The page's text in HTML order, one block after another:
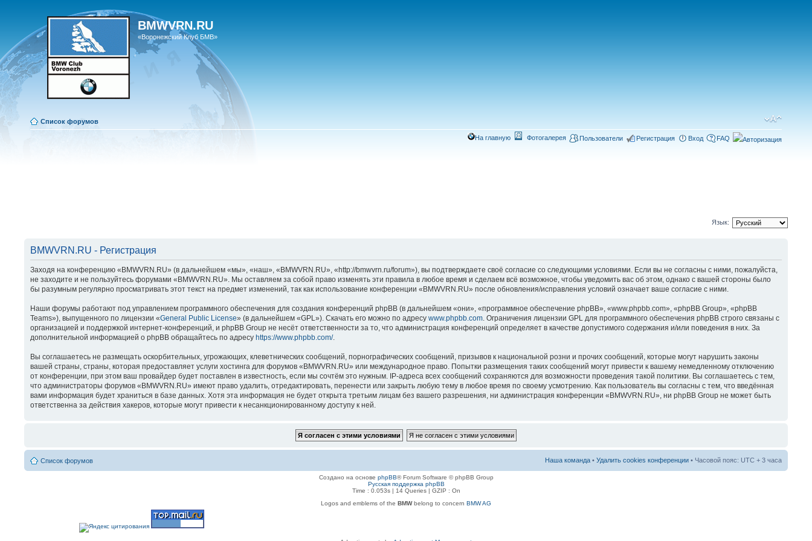
BMWVRN.RU
«Воронежский Клуб БМВ»
Список форумов
На главную Фотогалерея Пользователи Регистрация Вход FAQ
Язык:
BMWVRN.RU - Регистрация
Заходя на конференцию «BMWVRN.RU» (в дальнейшем «мы», «наш», «BMWVRN.RU», «http://bmwvrn.ru/forum»), вы подтверждаете своё согласие со следующими условиями. Если вы не согласны с ними, пожалуйста,
не заходите и не пользуйтесь форумами «BMWVRN.RU». Мы оставляем за собой право изменять эти правила в любое время и сделаем всё возможное, чтобы уведомить вас об этом, однако с вашей стороны было
бы разумным регулярно просматривать этот текст на предмет изменений, так как использование конференции «BMWVRN.RU» после обновления/исправления условий означает ваше согласие с ними.
Наши форумы работают под управлением программного обеспечения для создания конференций phpBB (в дальнейшем «они», «программное обеспечение phpBB», «www.phpbb.com», «phpBB Group», «phpBB
Teams»), выпущенного по лицензии «General Public License» (в дальнейшем «GPL»). Скачать его можно по адресу www.phpbb.com . Ограничения лицензии GPL для программного обеспечения phpBB строго связаны с
организацией и поддержкой интернет-конференций, и phpBB Group не несёт ответственности за то, что администрация конференций определяет в качестве допустимого содержания и/или поведения в них. За
дополнительной информацией о phpBB обращайтесь по адресу https://www.phpbb.com/.
Вы соглашаетесь не размещать оскорбительных, угрожающих, клеветнических сообщений, порнографических сообщений, призывов к национальной розни и прочих сообщений, которые могут нарушить законы
вашей страны, страны, которая предоставляет услуги хостинга для форумов «BMWVRN.RU» или международное право. Попытки размещения таких сообщений могут привести к вашему немедленному отключению
от конференции, при этом ваш провайдер будет поставлен в известность, если мы сочтём это нужным. IP-адреса всех сообщений сохраняются для возможности проведения такой политики. Вы соглашаетесь с тем,
что администраторы форумов «BMWVRN.RU» имеют право удалить, отредактировать, перенести или закрыть любую тему в любое время по своему усмотрению. Как пользователь вы согласны с тем, что введённая
вами информация будет храниться в базе данных. Хотя эта информация не будет открыта третьим лицам без вашего разрешения, ни администрация конференции «BMWVRN.RU», ни phpBB Group не может быть
ответственна за действия хакеров, которые могут привести к несанкционированному доступу к ней.
Список форумов Наша команда • Удалить cookies конференции • Часовой пояс: UTC + 3 часа
Создано на основе phpBB® Forum Software © phpBB Group
Русская поддержка phpBB
Time : 0.053s | 14 Queries | GZIP : On
Logos and emblems of the BMWbelong to concern BMW AG